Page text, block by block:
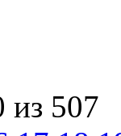
из 507